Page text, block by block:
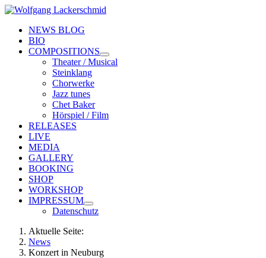
NEWS BLOG
BIO
COMPOSITIONS
Theater / Musical
Steinklang
Chorwerke
Jazz tunes
Chet Baker
Hörspiel / Film
RELEASES
LIVE
MEDIA
GALLERY
BOOKING
SHOP
WORKSHOP
IMPRESSUM
Datenschutz
Aktuelle Seite:
News
Konzert in Neuburg